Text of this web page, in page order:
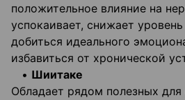
положительное влияние на
успокаивает, снижает
добиться идеального
избавиться от хронической
• Шиитаке
Обладает рядом полезных для